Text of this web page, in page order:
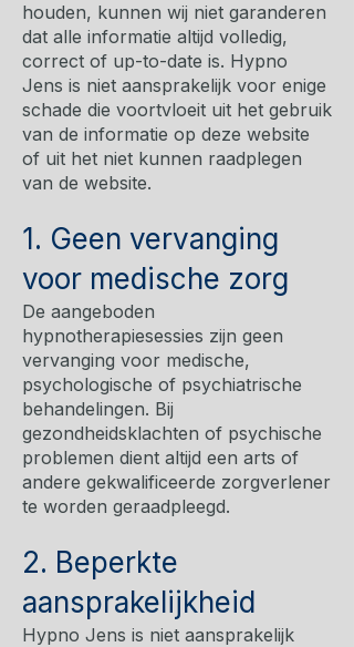
houden, kunnen wij niet garanderen
dat alle informatie altijd volledig,
correct of up-to-date is. Hypno
Jens is niet aansprakelijk voor enige
schade die voortvloeit uit het gebruik
van de informatie op deze website
of uit het niet kunnen raadplegen
van de website.
1. Geen vervanging
voor medische zorg
De aangeboden
hypnotherapiesessies zijn geen
vervanging voor medische,
psychologische of psychiatrische
behandelingen. Bij
gezondheidsklachten of psychische
problemen dient altijd een arts of
andere gekwalificeerde zorgverlener
te worden geraadpleegd.
2. Beperkte
aansprakelijkheid
Hypno Jens is niet aansprakelijk